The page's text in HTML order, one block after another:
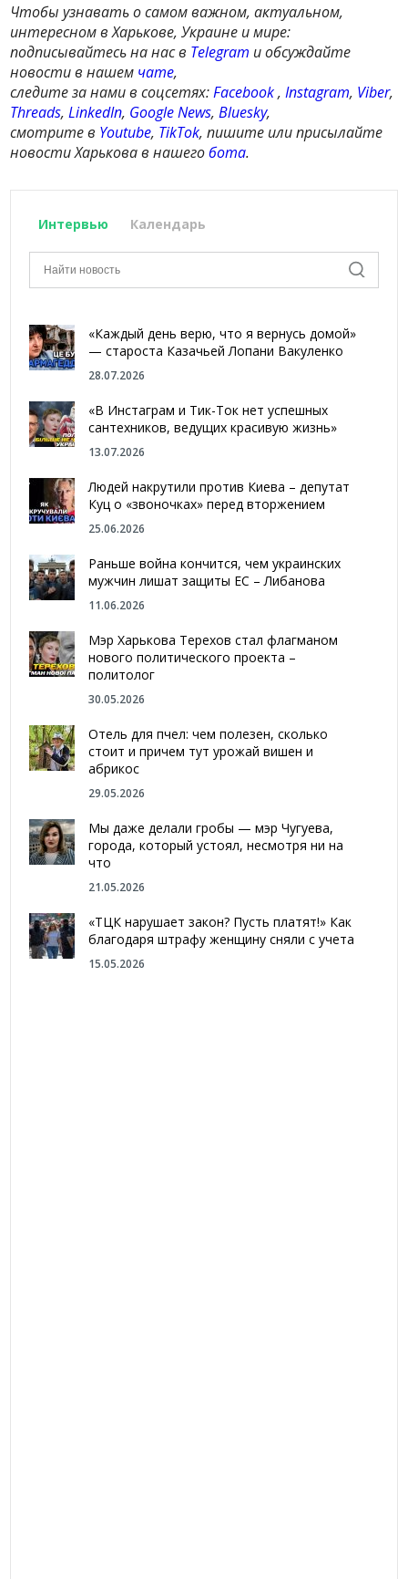
Чтобы узнавать о самом важном, актуальном,
интересном в Харькове, Украине и мире:
подписывайтесь на нас в Telegram и обсуждайте
новости в нашем чате,
следите за нами в соцсетях:Facebook,Instagram, Viber,
Threads,LinkedIn, Google News,Bluesky,
смотрите в Youtube, TikTok, пишите или присылайте
новости Харькова в нашегобота.
Интервью Календарь
«Каждый день верю, что я вернусь домой»
— староста Казачьей Лопани Вакуленко
28.07.2026
«В Инстаграм и Тик-Ток нет успешных
сантехников, ведущих красивую жизнь»
13.07.2026
Людей накрутили против Киева – депутат
Куц о «звоночках» перед вторжением
25.06.2026
Раньше война кончится, чем украинских
мужчин лишат защиты ЕС – Либанова
11.06.2026
Мэр Харькова Терехов стал флагманом
нового политического проекта –
политолог
30.05.2026
Отель для пчел: чем полезен, сколько
стоит и причем тут урожай вишен и
абрикос
29.05.2026
Мы даже делали гробы — мэр Чугуева,
города, который устоял, несмотря ни на
что
21.05.2026
«ТЦК нарушает закон? Пусть платят!» Как
благодаря штрафу женщину сняли с учета
15.05.2026